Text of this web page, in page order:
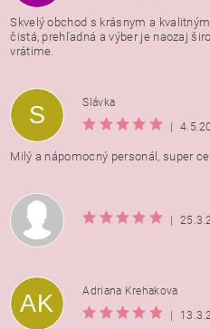
Vložením hodnotenie súhlasíte s
osobných údajov
Skvelý obchod s krásnym a
čistá, prehľadná a výber je naozaj
vrátime.
S
Slávka
|
Milý a nápomocný personál, super
|
AK
Adriana Krehakova
|